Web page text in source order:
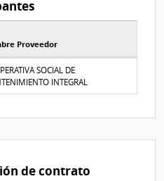
Proveedor
SOCIAL DE
INTEGRAL
de contrato